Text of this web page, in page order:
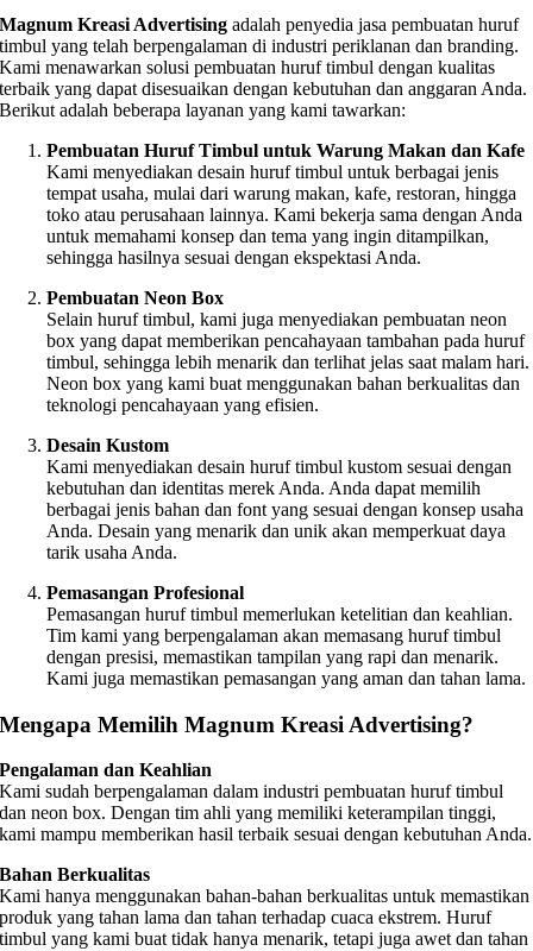
Magnum Kreasi Advertising adalah penyedia jasa pembuatan huruf
timbul yang telah berpengalaman di industri periklanan dan branding.
Kami menawarkan solusi pembuatan huruf timbul dengan kualitas
terbaik yang dapat disesuaikan dengan kebutuhan dan anggaran Anda.
Berikut adalah beberapa layanan yang kami tawarkan:
Pembuatan Huruf Timbul untuk Warung Makan dan Kafe
Kami menyediakan desain huruf timbul untuk berbagai jenis
tempat usaha, mulai dari warung makan, kafe, restoran, hingga
toko atau perusahaan lainnya. Kami bekerja sama dengan Anda
untuk memahami konsep dan tema yang ingin ditampilkan,
sehingga hasilnya sesuai dengan ekspektasi Anda.
Pembuatan Neon Box
Selain huruf timbul, kami juga menyediakan pembuatan neon
box yang dapat memberikan pencahayaan tambahan pada huruf
timbul, sehingga lebih menarik dan terlihat jelas saat malam hari.
Neon box yang kami buat menggunakan bahan berkualitas dan
teknologi pencahayaan yang efisien.
Desain Kustom
Kami menyediakan desain huruf timbul kustom sesuai dengan
kebutuhan dan identitas merek Anda. Anda dapat memilih
berbagai jenis bahan dan font yang sesuai dengan konsep usaha
Anda. Desain yang menarik dan unik akan memperkuat daya
tarik usaha Anda.
Pemasangan Profesional
Pemasangan huruf timbul memerlukan ketelitian dan keahlian.
Tim kami yang berpengalaman akan memasang huruf timbul
dengan presisi, memastikan tampilan yang rapi dan menarik.
Kami juga memastikan pemasangan yang aman dan tahan lama.
Mengapa Memilih Magnum Kreasi Advertising?
Pengalaman dan Keahlian
Kami sudah berpengalaman dalam industri pembuatan huruf timbul
dan neon box. Dengan tim ahli yang memiliki keterampilan tinggi,
kami mampu memberikan hasil terbaik sesuai dengan kebutuhan Anda.
Bahan Berkualitas
Kami hanya menggunakan bahan-bahan berkualitas untuk memastikan
produk yang tahan lama dan tahan terhadap cuaca ekstrem. Huruf
timbul yang kami buat tidak hanya menarik, tetapi juga awet dan tahan